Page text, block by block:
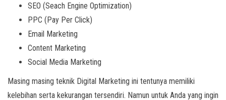
SEO (Seach Engine Optimization)
PPC (Pay Per Click)
Email Marketing
Content Marketing
Social Media Marketing
Masing masing teknik Digital Marketing ini tentunya memiliki
kelebihan serta kekurangan tersendiri. Namun untuk Anda yang ingin